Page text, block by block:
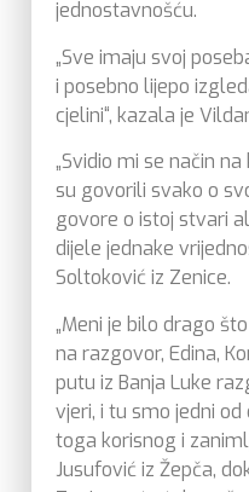
jednostavnošću.
„Sve imaju svoj
i posebno lijepo
cjelini“, kazala je
„Svidio mi se način
su govorili svako o
govore o istoj stvari
dijele jednake
Soltoković iz Zenice.
„Meni je bilo drago
na razgovor, Edina,
putu iz Banja Luke
vjeri, i tu smo jedni
toga korisnog i
Jusufović iz Žepča,